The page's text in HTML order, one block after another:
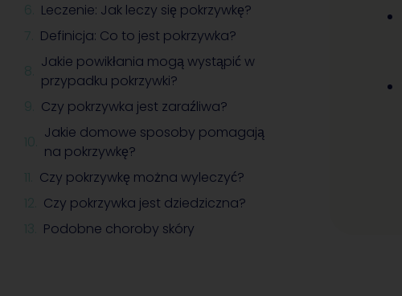
Leczenie: Jak leczy się pokrzywkę?
Definicja: Co to jest pokrzywka?
Jakie powikłania mogą wystąpić w
przypadku pokrzywki?
Czy pokrzywka jest zaraźliwa?
Jakie domowe sposoby pomagają
na pokrzywkę?
Czy pokrzywkę można wyleczyć?
Czy pokrzywka jest dziedziczna?
Podobne choroby skóry